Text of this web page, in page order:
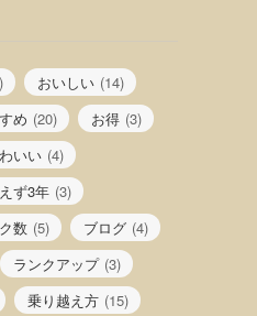
おいしい (14)
め (20) お得 (3)
いい (4)
ず3年 (3)
数 (5) ブログ (4)
ランクアップ (3)
乗り越え方 (15)